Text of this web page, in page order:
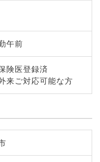
午前
険医登録済
来ご対応可能な方